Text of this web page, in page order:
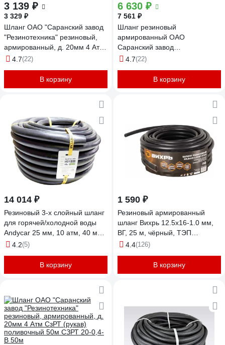
3 139 ₽
3 329 ₽
Шланг ОАО "Саранский завод
"Резинотехника" резиновый,
армированный, д. 20мм 4 Атм
СзРТ (рукав) поливочный 25м
4.7(22)
В корзину
6 630 ₽
7 561 ₽
Шланг резиновый
армированный ОАО
Саранский завод
Резинотехника д. 25мм, 4 Атм,
4.7(22)
В корзину
14 014 ₽
Резиновый 3-х слойный шланг
для горячей/холодной воды
Andycar 25 мм, 10 атм, 40 м
H214.2(5)
В корзину
1 590 ₽
Резиновый армированный
шланг Вихрь 12.5x16-1.0 мм,
ВГ, 25 м, чёрный, ТЭП
73/7/2/37
4.4(126)
В корзину